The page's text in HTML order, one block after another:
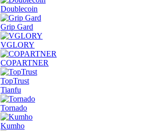
Doublecoin
Grip Gard
VGLORY
COPARTNER
TopTrust
Tianfu
Tornado
Kumho